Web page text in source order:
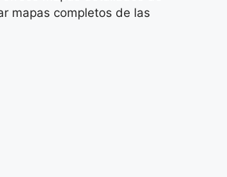
mapas completos de las